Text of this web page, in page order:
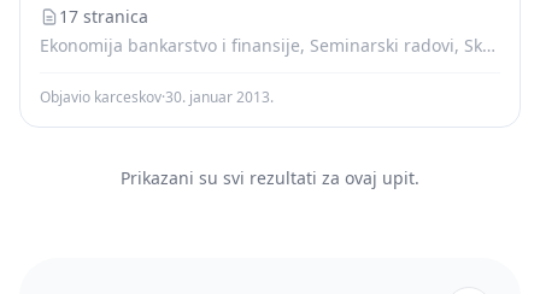
17 stranica
Ekonomija bankarstvo i finansije, Seminarski radovi, Skripte
Objavio karceskov·30. januar 2013.
Prikazani su svi rezultati za ovaj upit.